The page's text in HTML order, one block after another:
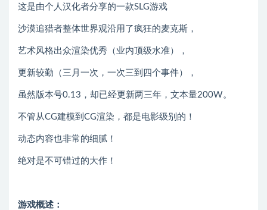
这是由个人汉化者分享的一款SLG游戏
沙漠追猎者整体世界观沿用了疯狂的麦克斯，
艺术风格出众渲染优秀（业内顶级水准），
更新较勤（三月一次，一次三到四个事件），
虽然版本号0.13，却已经更新两三年，文本量200W。
不管从CG建模到CG渲染，都是电影级别的！
动态内容也非常的细腻！
绝对是不可错过的大作！
游戏概述：